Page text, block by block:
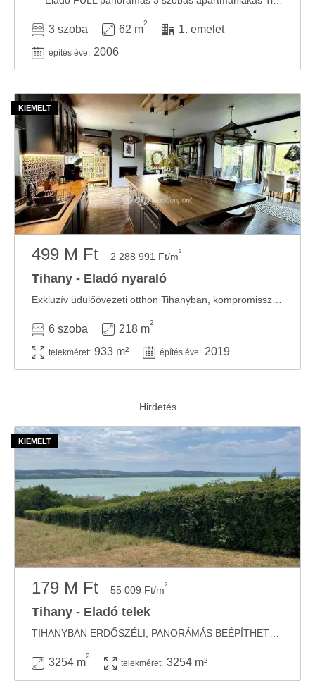
3 szoba 62 m
2
1. emelet
építés éve: 2006
499 M Ft 2 288 991 Ft/m2
Tihany - Eladó nyaraló
6 szoba 218 m
2
telekméret: 933 m² építés éve: 2019
179 M Ft 55 009 Ft/m2
Tihany - Eladó telek
3254 m
2
telekméret: 3254 m²